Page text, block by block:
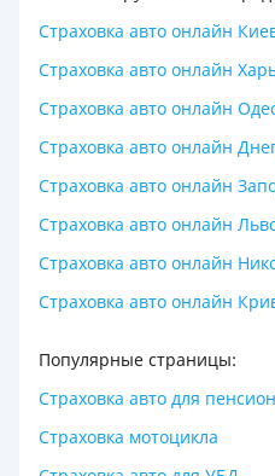
Страховка авто онлайн
Страховка авто онлайн
Страховка авто онлайн
Страховка авто онлайн
Страховка авто онлайн
Страховка авто онлайн
Cтраховка авто онлайн
Страховка авто онлайн
Популярные страницы:
Страховка авто для
Страховка мотоцикла